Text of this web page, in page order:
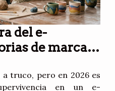
del e-
de marcas
a truco, pero en 2026 es
en un e-